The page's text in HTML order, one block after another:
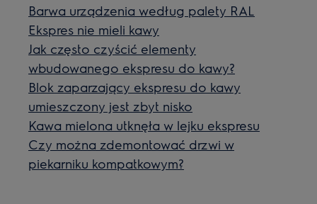
Barwa urządzenia według palety RAL
Ekspres nie mieli kawy
Jak często czyścić elementy
wbudowanego ekspresu do kawy?
Blok zaparzający ekspresu do kawy
umieszczony jest zbyt nisko
Kawa mielona utknęła w lejku ekspresu
Czy można zdemontować drzwi w
piekarniku kompatkowym?